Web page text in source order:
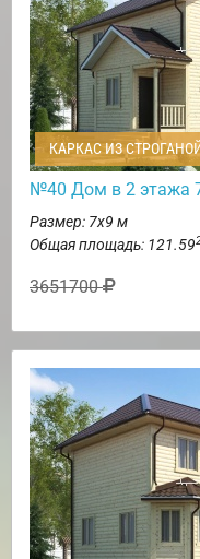
КАРКАС ИЗ
№40 Дом в 2 этажа
Размер: 7х9 м
Общая площадь: 121.59
3651700